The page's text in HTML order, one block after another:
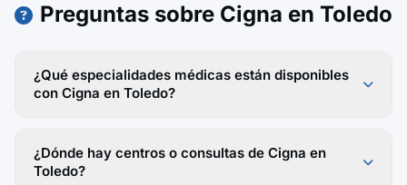
Preguntas sobre Cigna en Toledo
¿Qué especialidades médicas están disponibles
con Cigna en Toledo?
¿Dónde hay centros o consultas de Cigna en
Toledo?